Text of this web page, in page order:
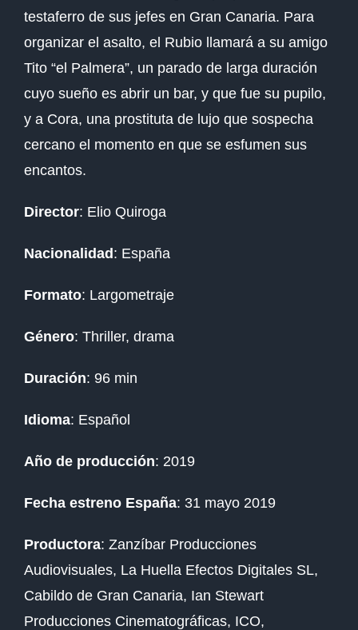
testaferro de sus jefes en Gran Canaria. Para
organizar el asalto, el Rubio llamará a su amigo
Tito “el Palmera”, un parado de larga duración
cuyo sueño es abrir un bar, y que fue su pupilo,
y a Cora, una prostituta de lujo que sospecha
cercano el momento en que se esfumen sus
encantos.
Director: Elio Quiroga
Nacionalidad: España
Formato: Largometraje
Género: Thriller, drama
Duración: 96 min
Idioma: Español
Año de producción: 2019
Fecha estreno España: 31 mayo 2019
Productora: Zanzíbar Producciones
Audiovisuales, La Huella Efectos Digitales SL,
Cabildo de Gran Canaria, Ian Stewart
Producciones Cinematográficas, ICO,